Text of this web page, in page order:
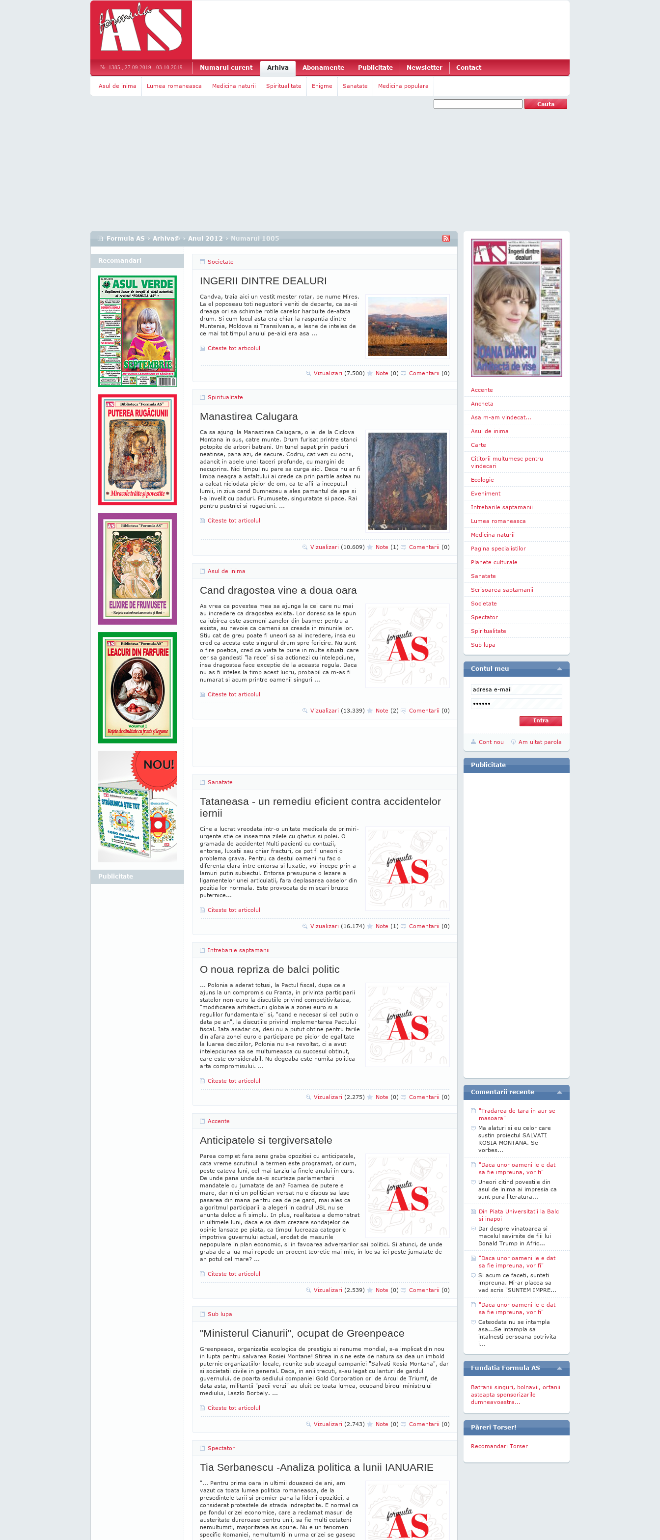
Nr. 1385 , 27.09.2019 - 03.10.2019 Numarul curent Arhiva Abonamente Publicitate Newsletter Contact
Asul de inima Lumea romaneasca Medicina naturii Spiritualitate Enigme Sanatate Medicina populara
Formula AS › Arhiva@ › Anul 2012 › Numarul 1005
Societate
INGERII DINTRE DEALURI
Candva, traia aici un vestit mester rotar, pe nume Mires.
La el poposeau toti negustorii veniti de departe, ca sa-si
dreaga ori sa schimbe rotile carelor harbuite de-atata
drum. Si cum locul asta era chiar la raspantia dintre
Muntenia, Moldova si Transilvania, e lesne de inteles de
ce mai tot timpul anului pe-aici era asa ...
Citeste tot articolul
Vizualizari (7.500) Note (0) Comentarii (0)
Spiritualitate
Manastirea Calugara
Ca sa ajungi la Manastirea Calugara, o iei de la Ciclova
Montana in sus, catre munte. Drum furisat printre stanci
potopite de arbori batrani. Un tunel sapat prin paduri
neatinse, pana azi, de secure. Codru, cat vezi cu ochii,
adancit in apele unei taceri profunde, cu margini de
necuprins. Nici timpul nu pare sa curga aici. Daca nu ar fi
limba neagra a asfaltului ai crede ca prin partile astea nu
a calcat niciodata picior de om, ca te afli la inceputul
lumii, in ziua cand Dumnezeu a ales pamantul de ape si
l-a invelit cu paduri. Frumusete, singuratate si pace. Rai
pentru pustnici si rugaciuni. ...
Citeste tot articolul
Vizualizari (10.609) Note (1) Comentarii (0)
Asul de inima
Cand dragostea vine a doua oara
As vrea ca povestea mea sa ajunga la cei care nu mai
au incredere ca dragostea exista. Lor doresc sa le spun
ca iubirea este asemeni zanelor din basme: pentru a
exista, au nevoie ca oamenii sa creada in minunile lor.
Stiu cat de greu poate fi uneori sa ai incredere, insa eu
cred ca acesta este singurul drum spre fericire. Nu sunt
o fire poetica, cred ca viata te pune in multe situatii care
cer sa gandesti "la rece" si sa actionezi cu intelepciune,
insa dragostea face exceptie de la aceasta regula. Daca
nu as fi inteles la timp acest lucru, probabil ca m-as fi
numarat si acum printre oamenii singuri ...
Citeste tot articolul
Vizualizari (13.339) Note (2) Comentarii (0)
Sanatate
Tataneasa - un remediu eficient contra accidentelor
iernii
Cine a lucrat vreodata intr-o unitate medicala de primiri-
urgente stie ce inseamna zilele cu ghetus si polei. O
gramada de accidente! Multi pacienti cu contuzii,
entorse, luxatii sau chiar fracturi, ce pot fi uneori o
problema grava. Pentru ca destui oameni nu fac o
diferenta clara intre entorsa si luxatie, voi incepe prin a
lamuri putin subiectul. Entorsa presupune o lezare a
ligamentelor unei articulatii, fara deplasarea oaselor din
pozitia lor normala. Este provocata de miscari bruste
puternice...
Citeste tot articolul
Vizualizari (16.174) Note (1) Comentarii (0)
Intrebarile saptamanii
O noua repriza de balci politic
... Polonia a aderat totusi, la Pactul fiscal, dupa ce a
ajuns la un compromis cu Franta, in privinta participarii
statelor non-euro la discutiile privind competitivitatea,
"modificarea arhitecturii globale a zonei euro si a
regulilor fundamentale" si, "cand e necesar si cel putin o
data pe an", la discutiile privind implementarea Pactului
fiscal. Iata asadar ca, desi nu a putut obtine pentru tarile
din afara zonei euro o participare pe picior de egalitate
la luarea deciziilor, Polonia nu s-a revoltat, ci a avut
intelepciunea sa se multumeasca cu succesul obtinut,
care este considerabil. Nu degeaba este numita politica
arta compromisului. ...
Citeste tot articolul
Vizualizari (2.275) Note (0) Comentarii (0)
Accente
Anticipatele si tergiversatele
Parea complet fara sens graba opozitiei cu anticipatele,
cata vreme scrutinul la termen este programat, oricum,
peste cateva luni, cel mai tarziu la finele anului in curs.
De unde pana unde sa-si scurteze parlamentarii
mandatele cu jumatate de an? Foamea de putere e
mare, dar nici un politician versat nu e dispus sa lase
pasarea din mana pentru cea de pe gard, mai ales ca
algoritmul participarii la alegeri in cadrul USL nu se
anunta deloc a fi simplu. In plus, realitatea a demonstrat
in ultimele luni, daca e sa dam crezare sondajelor de
opinie lansate pe piata, ca timpul lucreaza categoric
impotriva guvernului actual, erodat de masurile
nepopulare in plan economic, si in favoarea adversarilor sai politici. Si atunci, de unde
graba de a lua mai repede un procent teoretic mai mic, in loc sa iei peste jumatate de
an potul cel mare? ...
Citeste tot articolul
Vizualizari (2.539) Note (0) Comentarii (0)
Sub lupa
"Ministerul Cianurii", ocupat de Greenpeace
Greenpeace, organizatia ecologica de prestigiu si renume mondial, s-a implicat din nou
in lupta pentru salvarea Rosiei Montane! Stirea in sine este de natura sa dea un imbold
puternic organizatiilor locale, reunite sub steagul campaniei "Salvati Rosia Montana", dar
si societatii civile in general. Daca, in anii trecuti, s-au legat cu lanturi de gardul
guvernului, de poarta sediului companiei Gold Corporation ori de Arcul de Triumf, de
data asta, militantii "pacii verzi" au uluit pe toata lumea, ocupand biroul ministrului
mediului, Laszlo Borbely. ...
Citeste tot articolul
Vizualizari (2.743) Note (0) Comentarii (0)
Spectator
Tia Serbanescu -Analiza politica a lunii IANUARIE
"... Pentru prima oara in ultimii douazeci de ani, am
vazut ca toata lumea politica romaneasca, de la
presedintele tarii si premier pana la liderii opozitiei, a
considerat protestele de strada indreptatite. E normal ca
pe fondul crizei economice, care a reclamat masuri de
austeritate dureroase pentru unii, sa fie multi cetateni
nemultumiti, majoritatea as spune. Nu e un fenomen
specific Romaniei, nemultumiti in urma crizei se gasesc
Recomandari
Publicitate
Accente
Ancheta
Asa m-am vindecat...
Asul de inima
Carte
Cititorii multumesc pentru
vindecari
Ecologie
Eveniment
Intrebarile saptamanii
Lumea romaneasca
Medicina naturii
Pagina specialistilor
Planete culturale
Sanatate
Scrisoarea saptamanii
Societate
Spectator
Spiritualitate
Sub lupa
Contul meu
Cont nou Am uitat parola
Publicitate
Comentarii recente
"Tradarea de tara in aur se
masoara"
Ma alaturi si eu celor care
sustin proiectul SALVATI
ROSIA MONTANA. Se
vorbes...
"Daca unor oameni le e dat
sa fie impreuna, vor fi"
Uneori citind povestile din
asul de inima ai impresia ca
sunt pura literatura...
Din Piata Universitatii la Balc
si inapoi
Dar despre vinatoarea si
macelul savirsite de fiii lui
Donald Trump in Afric...
"Daca unor oameni le e dat
sa fie impreuna, vor fi"
Si acum ce faceti, sunteti
impreuna. Mi-ar placea sa
vad scris "SUNTEM IMPRE...
"Daca unor oameni le e dat
sa fie impreuna, vor fi"
Cateodata nu se intampla
asa...Se intampla sa
intalnesti persoana potrivita
i...
Fundatia Formula AS
Batranii singuri, bolnavii, orfanii
asteapta sponsorizarile
dumneavoastra...
Păreri Torser!
Recomandari Torser